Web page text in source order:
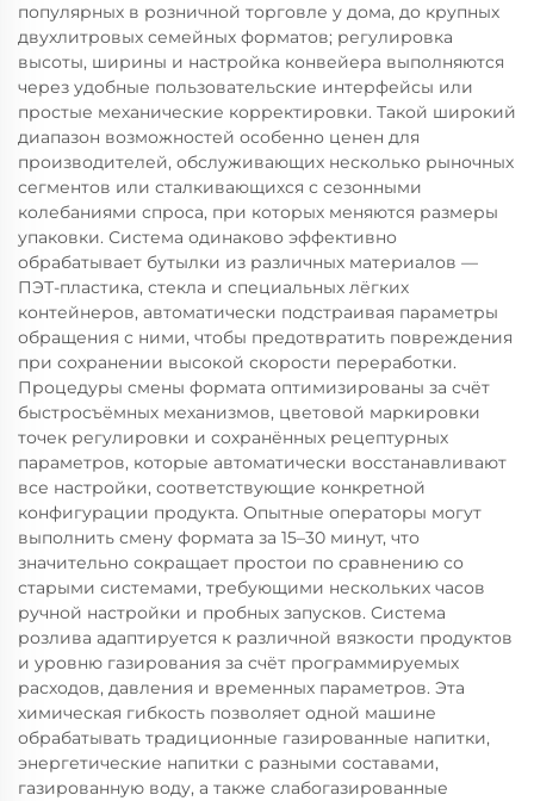
популярных в розничной торговле у дома, до крупных
двухлитровых семейных форматов; регулировка
высоты, ширины и настройка конвейера выполняются
через удобные пользовательские интерфейсы или
простые механические корректировки. Такой широкий
диапазон возможностей особенно ценен для
производителей, обслуживающих несколько рыночных
сегментов или сталкивающихся с сезонными
колебаниями спроса, при которых меняются размеры
упаковки. Система одинаково эффективно
обрабатывает бутылки из различных материалов —
ПЭТ-пластика, стекла и специальных лёгких
контейнеров, автоматически подстраивая параметры
обращения с ними, чтобы предотвратить повреждения
при сохранении высокой скорости переработки.
Процедуры смены формата оптимизированы за счёт
быстросъёмных механизмов, цветовой маркировки
точек регулировки и сохранённых рецептурных
параметров, которые автоматически восстанавливают
все настройки, соответствующие конкретной
конфигурации продукта. Опытные операторы могут
выполнить смену формата за 15–30 минут, что
значительно сокращает простои по сравнению со
старыми системами, требующими нескольких часов
ручной настройки и пробных запусков. Система
розлива адаптируется к различной вязкости продуктов
и уровню газирования за счёт программируемых
расходов, давления и временных параметров. Эта
химическая гибкость позволяет одной машине
обрабатывать традиционные газированные напитки,
энергетические напитки с разными составами,
газированную воду, а также слабогазированные